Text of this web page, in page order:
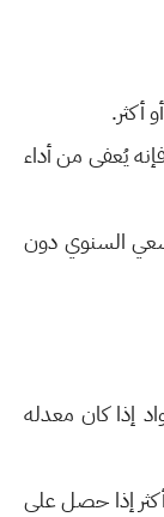
يُعفى من أداء
السنوي دون
إذا كان معدله
إذا حصل على